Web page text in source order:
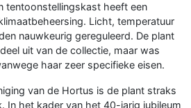
tentoonstellingskast heeft een
Licht, temperatuur
nauwkeurig gereguleerd. De plant
uit van de collectie, maar was
haar zeer specifieke eisen.
van de Hortus is de plant straks
In het kader van het 40-jarig jubileum